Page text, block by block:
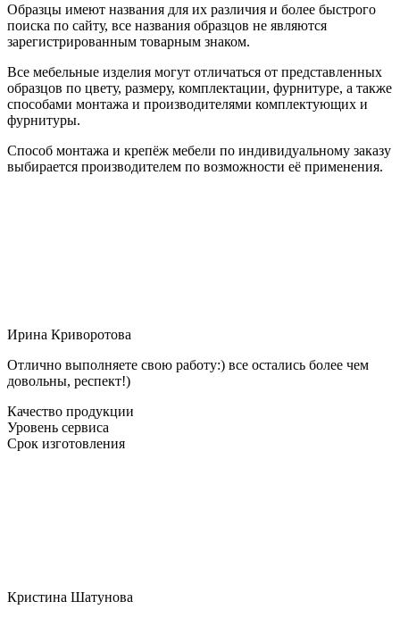
Образцы имеют названия для их различия и более быстрого
поиска по сайту, все названия образцов не являются
зарегистрированным товарным знаком.
Все мебельные изделия могут отличаться от представленных
образцов по цвету, размеру, комплектации, фурнитуре, а также
способами монтажа и производителями комплектующих и
фурнитуры.
Способ монтажа и крепёж мебели по индивидуальному заказу
выбирается производителем по возможности её применения.
Ирина Криворотова
Отлично выполняете свою работу:) все остались более чем
довольны, респект!)
Качество продукции
Уровень сервиса
Срок изготовления
Кристина Шатунова